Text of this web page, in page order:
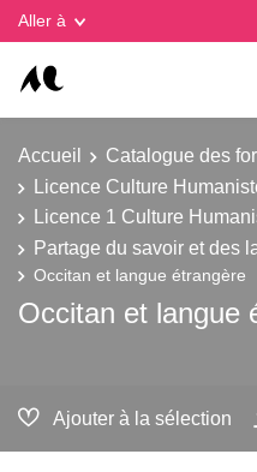
Aller à
Accueil Catalogue des
Licence Culture
Licence 1 Culture
Partage du savoir et des
Occitan et langue étrangère
Occitan et langue
Ajouter à la sélection
Gestion des cookies